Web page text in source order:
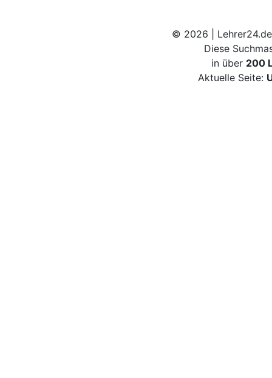
© 2026 |
Diese
in über 200
Aktuelle Seite: